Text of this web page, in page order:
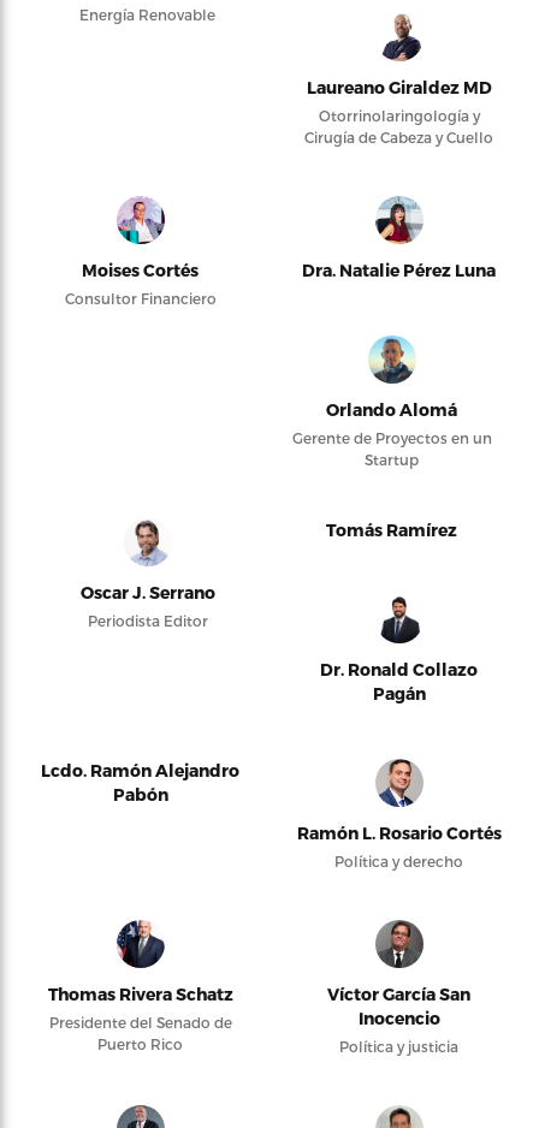
Energía Renovable
Laureano Giraldez MD
Otorrinolaringología y
Cirugía de Cabeza y Cuello
Moises Cortés
Consultor Financiero
Dra. Natalie Pérez Luna
Orlando Alomá
Gerente de Proyectos en un
Startup
Oscar J. Serrano
Periodista Editor
Tomás Ramírez
Dr. Ronald Collazo
Pagán
Lcdo. Ramón Alejandro
Pabón
Ramón L. Rosario Cortés
Política y derecho
Thomas Rivera Schatz
Presidente del Senado de
Puerto Rico
Víctor García San
Inocencio
Política y justicia